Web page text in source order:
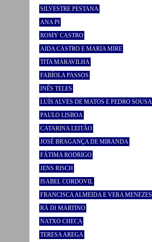
SILVESTRE PESTANA
ANA PI
ROMY CASTRO
AIDA CASTRO E MARIA MIRE
TITA MARAVILHA
FABÍOLA PASSOS
INÊS TELES
LUÍS ALVES DE MATOS E PEDRO SOUSA
PAULO LISBOA
CATARINA LEITÃO
JOSÉ BRAGANÇA DE MIRANDA
FÁTIMA RODRIGO
JENS RISCH
ISABEL CORDOVIL
FRANCISCA ALMEIDA E VERA MENEZES
RÄ DI MARTINO
NATXO CHECA
TERESA AREGA